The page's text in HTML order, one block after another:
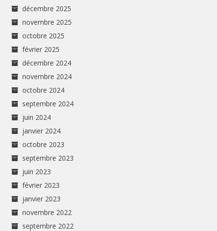
décembre 2025
novembre 2025
octobre 2025
février 2025
décembre 2024
novembre 2024
octobre 2024
septembre 2024
juin 2024
janvier 2024
octobre 2023
septembre 2023
juin 2023
février 2023
janvier 2023
novembre 2022
septembre 2022